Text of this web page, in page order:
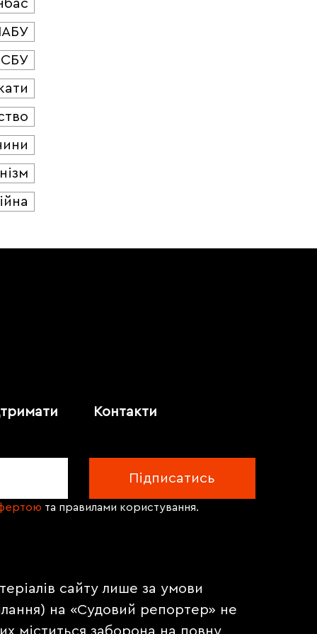
СБУ
Контакти
та правилами користування.
сайту лише за умови
на «Судовий репортер» не
міститься заборона на повну